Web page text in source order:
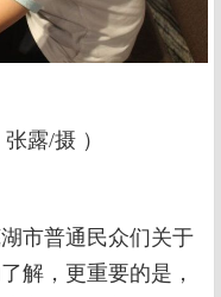
露/摄 ）
市普通民众们关于
解，更重要的是，